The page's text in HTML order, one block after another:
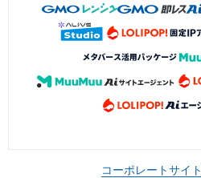
コーポレートサイト